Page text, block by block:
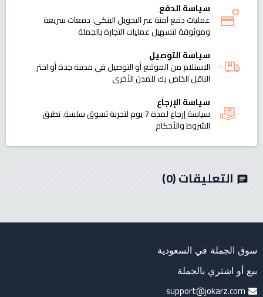
سياسة الدفع
عمليات دفع آمنة عبر التحويل البنكي: دفعات سريعة
وموثوقة لتسهيل عمليات التجارة بالجملة
سياسة التوصيل
الاستلام من الموقع أو التوصيل في مدينة جدة أو اختر
الناقل الخاص بك للمدن الأخرى
سياسة الإرجاع
سياسة إرجاع لمدة 7 يوم لتجربة تسوق سلسة. تطبق
الشروط والأحكام
chat التعليقات(0)
سوق الجملة في السعودية
بيع أو اشتري بالجملة
support@jokarz.com